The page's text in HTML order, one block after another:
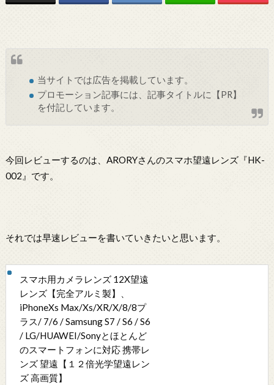
当サイトでは広告を掲載しています。
プロモーション記事には、記事タイトルに【PR】
を付記しています。
今回レビューするのは、ARORYさんのスマホ望遠レンズ『HK-
002』です。
それでは早速レビューを書いていきたいと思います。
スマホ用カメラレンズ 12X望遠
レンズ【完全アルミ製】、
iPhoneXs Max/Xs/XR/X/8/8プ
ラス/ 7/6 / Samsung S7 / S6 / S6
/ LG/HUAWEI/Sonyとほとんど
のスマートフォンに対応 携帯レ
ンズ 望遠【１２倍光学望遠レン
ズ 高画質】